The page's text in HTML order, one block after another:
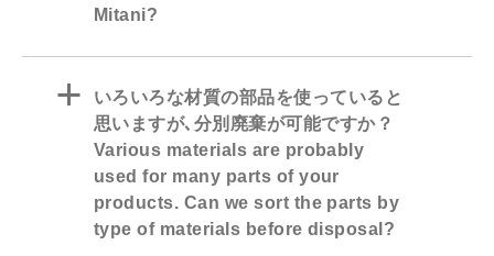
Mitani?
a
いろいろな材質の部品を使っていると
思いますが､分別廃棄が可能ですか？
Various materials are probably
used for many parts of your
products. Can we sort the parts by
type of materials before disposal?